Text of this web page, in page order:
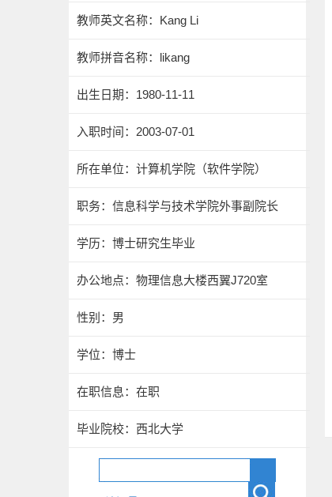
教师英文名称：Kang Li
教师拼音名称：likang
出生日期：1980-11-11
入职时间：2003-07-01
所在单位：计算机学院（软件学院）
职务：信息科学与技术学院外事副院长
学历：博士研究生毕业
办公地点：物理信息大楼西翼J720室
性别：男
学位：博士
在职信息：在职
毕业院校：西北大学